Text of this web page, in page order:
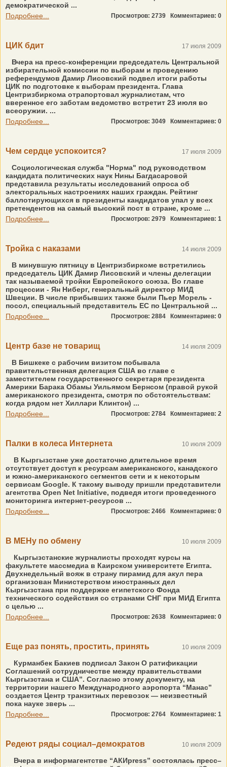
демократической ...
Подробнее...
Просмотров: 2739 Комментариев: 0
ЦИК бдит 17 июля 2009
Вчера на пресс-конференции председатель Центральной
избирательной комиссии по выборам и проведению
референдумов Дамир Лисовский подвел итоги работы
ЦИК по подготовке к выборам президента. Глава
Центризбиркома отрапортовал журналистам, что
вверенное его заботам ведомство встретит 23 июля во
всеоружии. ...
Подробнее...
Просмотров: 3049 Комментариев: 0
Чем сердце успокоится? 17 июля 2009
Социологическая служба "Норма" под руководством
кандидата политических наук Нины Багдасаровой
представила результаты исследований опроса об
электоральных настроениях наших граждан. Рейтинг
баллотирующихся в президенты кандидатов упал у всех
претендентов на самый высокий пост в стране, кроме ...
Подробнее...
Просмотров: 2979 Комментариев: 1
Тройка с наказами 14 июля 2009
В минувшую пятницу в Центризбиркоме встретились
председатель ЦИК Дамир Лисовский и члены делегации
так называемой тройки Европейского союза. Во главе
процессии - Ян Ниберг, генеральный директор МИД
Швеции. В числе прибывших также были Пьер Морель -
посол, специальный представитель ЕС по Центральной ...
Подробнее...
Просмотров: 2884 Комментариев: 0
Центр базе не товарищ 14 июля 2009
В Бишкеке с рабочим визитом побывала
правительственная делегация США во главе с
заместителем государственного секретаря президента
Америки Барака Обамы Уильямом Бернсом (правой рукой
американского президента, смотря по обстоятельствам:
когда рядом нет Хиллари Клинтон) ...
Подробнее...
Просмотров: 2784 Комментариев: 2
Палки в колеса Интернета 10 июля 2009
В Кыргызстане уже достаточно длительное время
отсутствует доступ к ресурсам американского, канадского
и южно-американского сегментов сети и к некоторым
сервисам Google. К такому выводу пришли представители
агентства Open Net Initiative, подведя итоги проведенного
мониторинга интернет-ресурсов ...
Подробнее...
Просмотров: 2466 Комментариев: 0
В МЕНу по обмену 10 июля 2009
Кыргызстанские журналисты проходят курсы на
факультете массмедиа в Каирском университете Египта.
Двухнедельный вояж в страну пирамид для акул пера
организован Министерством иностранных дел
Кыргызстана при поддержке египетского Фонда
технического содействия со странами СНГ при МИД Египта
с целью ...
Подробнее...
Просмотров: 2638 Комментариев: 0
Еще раз понять, простить, принять 10 июля 2009
Курманбек Бакиев подписал Закон О ратификации
Соглашений сотрудничестве между правительствами
Кыргызстана и США”. Согласно этому документу, на
территории нашего Международного аэропорта “Манас”
создается Центр транзитных перевозок — неизвестный
пока науке зверь ...
Подробнее...
Просмотров: 2764 Комментариев: 1
Редеют ряды социал–демократов 10 июля 2009
Вчера в информагентстве “АКИpress” состоялась пресс–